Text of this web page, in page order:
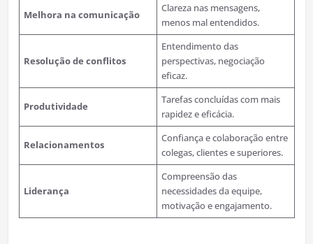
Melhora na comunicação
Clareza nas mensagens,
menos mal entendidos.
Resolução de conflitos
Entendimento das
perspectivas, negociação
eficaz.
Produtividade
Tarefas concluídas com mais
rapidez e eficácia.
Relacionamentos
Confiança e colaboração entre
colegas, clientes e superiores.
Liderança
Compreensão das
necessidades da equipe,
motivação e engajamento.